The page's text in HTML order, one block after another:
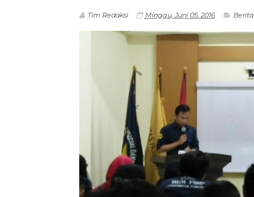
Tim Redaksi Minggu, Juni 05, 2016 Berita